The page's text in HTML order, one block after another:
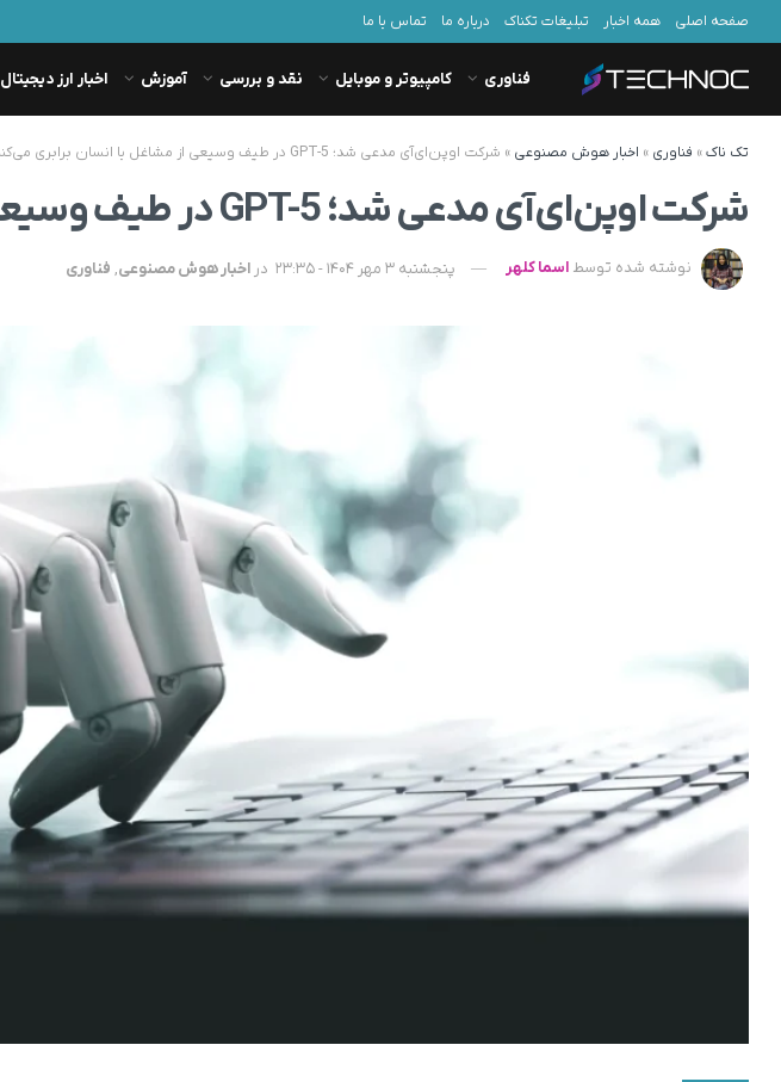
صفحه اصلی همه اخبار تبلیغات تکناک درباره ما تماس با ما
فناوری کامپیوتر و موبایل نقد و بررسی آموزش اخبار ارز دیجیتال
تک ناک» فناوری » اخبار هوش مصنوعی » شرکت اوپن‌ای‌آی مدعی شد؛ GPT-5 در طیف وسیعی از مشاغل با انسان‌ برابری می‌کند
شرکت اوپن‌ای‌آی مدعی شد؛ GPT-5 در طیف وسیعی از مشاغل با انسان‌ برابری می‌کند
نوشته شده توسط اسما کلهر پنجشنبه 3 مهر 1404 - 23:35 در اخبار هوش مصنوعی, فناوری